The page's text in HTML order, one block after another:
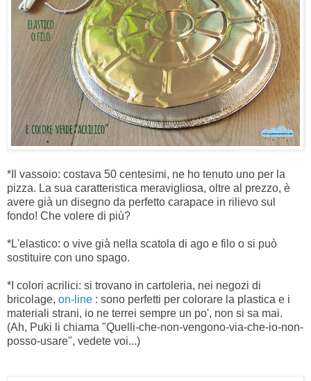
*Il vassoio: costava 50 centesimi, ne ho tenuto uno per la
pizza. La sua caratteristica meravigliosa, oltre al prezzo, è
avere già un disegno da perfetto carapace in rilievo sul
fondo! Che volere di più?
*L'elastico: o vive già nella scatola di ago e filo o si può
sostituire con uno spago.
*I colori acrilici: si trovano in cartoleria, nei negozi di
bricolage, on-line : sono perfetti per colorare la plastica e i
materiali strani, io ne terrei sempre un po', non si sa mai.
(Ah, Puki li chiama "Quelli-che-non-vengono-via-che-io-non-
posso-usare", vedete voi...)